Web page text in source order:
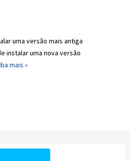
uma versão mais antiga
instalar uma nova versão
mais »